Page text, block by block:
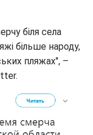
біля села
більше народу,
пляжах", –